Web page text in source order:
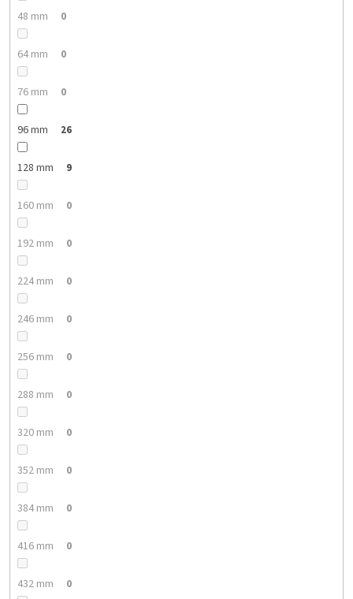
48 mm 0
64 mm 0
76 mm 0
96 mm 26
128 mm 9
160 mm 0
192 mm 0
224 mm 0
246 mm 0
256 mm 0
288 mm 0
320 mm 0
352 mm 0
384 mm 0
416 mm 0
432 mm 0